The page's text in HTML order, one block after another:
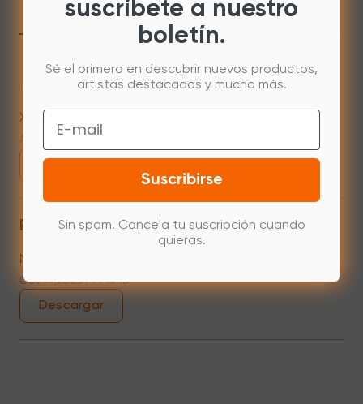
Mac Windows Manual
Mac 10.12~14.2
XPPenMac_3.4.15_240313
Apr 15,2024 PM 18:05
Descargar
Previous versions
Mac10.10
Oct 14,2023 PM 14:16
Descargar
suscríbete a nuestro
boletín.
Sé el primero en descubrir nuevos productos,
artistas destacados y mucho más.
Email
Suscribirse
Sin spam. Cancela tu suscripción cuando
quieras.